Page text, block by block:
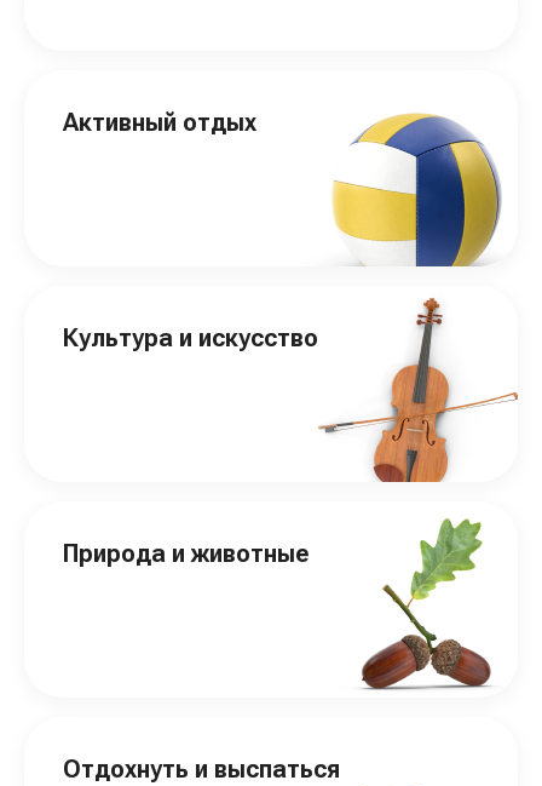
Активный отдых
Культура и искусство
Природа и животные
Отдохнуть и выспаться